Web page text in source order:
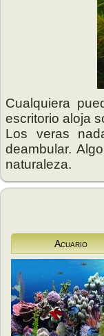
Cualquiera
escritorio aloja
Los veras
deambular.
naturaleza.
Acuario